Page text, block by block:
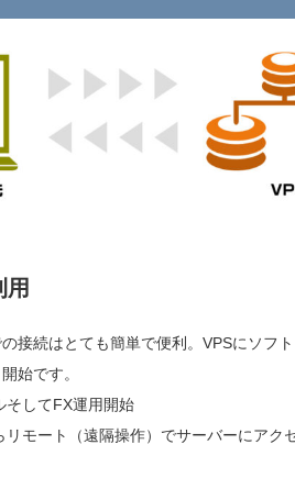
用
接続はとても簡単で便利。VPSにソフ
始です。
そしてFX運用開始
リモート（遠隔操作）でサーバーにアク